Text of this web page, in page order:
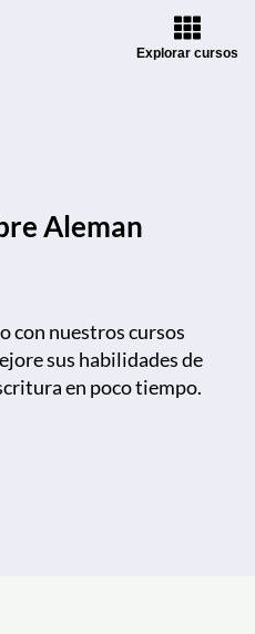
Explorar cursos
Aleman
con nuestros cursos
sus habilidades de
en poco tiempo.